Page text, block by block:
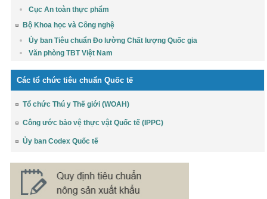
Cục An toàn thực phẩm
Bộ Khoa học và Công nghệ
Ủy ban Tiêu chuẩn Đo lường Chất lượng Quốc gia
Văn phòng TBT Việt Nam
Các tổ chức tiêu chuẩn Quốc tế
Tổ chức Thú y Thế giới (WOAH)
Công ước bảo vệ thực vật Quốc tế (IPPC)
Ủy ban Codex Quốc tế